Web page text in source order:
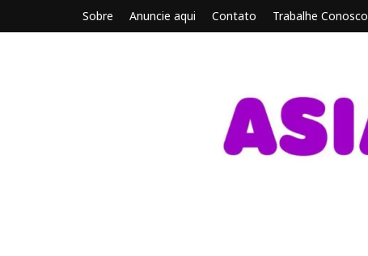
Sobre Anuncie aqui Contato Trabalhe Conosco